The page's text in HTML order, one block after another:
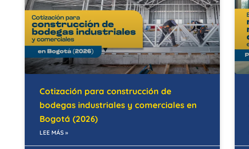
Cotización para construcción de
bodegas industriales y comerciales en
Bogotá (2026)
LEE MÁS »